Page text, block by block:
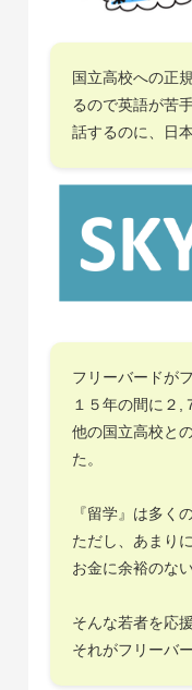
国立高校への正
るので英語が苦
話するのに、日
フリーバードが
１５年の間に２,
他の国立高校と
た。
『留学』は多く
ただし、あまり
お金に余裕のな
そんな若者を応
それがフリーバ